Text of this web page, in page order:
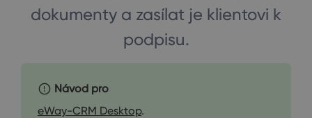
dokumenty a zasílat je klientovi k
podpisu.
Návod pro
eWay-CRM Desktop.